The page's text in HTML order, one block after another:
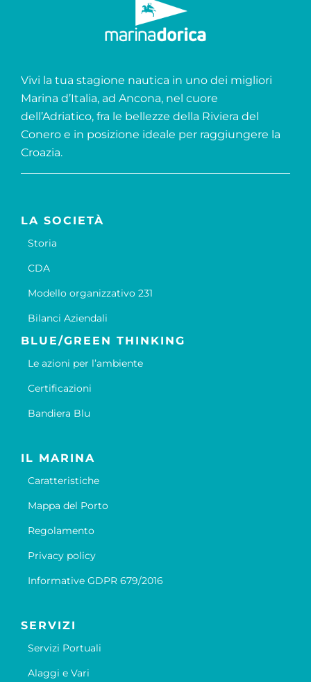
Vivi la tua stagione nautica in uno dei migliori
Marina d’Italia, ad Ancona, nel cuore
dell’Adriatico, fra le bellezze della Riviera del
Conero e in posizione ideale per raggiungere la
Croazia.
LA SOCIETÀ
Storia
CDA
Modello organizzativo 231
Bilanci Aziendali
BLUE/GREEN THINKING
Le azioni per l’ambiente
Certificazioni
Bandiera Blu
IL MARINA
Caratteristiche
Mappa del Porto
Regolamento
Privacy policy
Informative GDPR 679/2016
SERVIZI
Servizi Portuali
Alaggi e Vari